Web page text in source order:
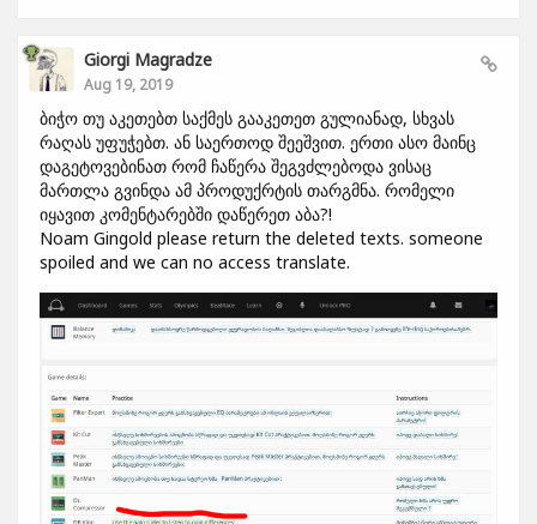
Giorgi Magradze
Aug 19, 2019
ბიჭო თუ აკეთებთ საქმეს გააკეთეთ გულიანად, სხვას
რაღას უფუჭებთ. ან საერთოდ შეეშვით. ერთი ასო მაინც
დაგეტოვებინათ რომ ჩაწერა შეგვძლებოდა ვისაც
მართლა გვინდა ამ პროდუქრტის თარგმნა. რომელი
იყავით კომენტარებში დაწერეთ აბა?!
Noam Gingold please return the deleted texts. someone
spoiled and we can no access translate.